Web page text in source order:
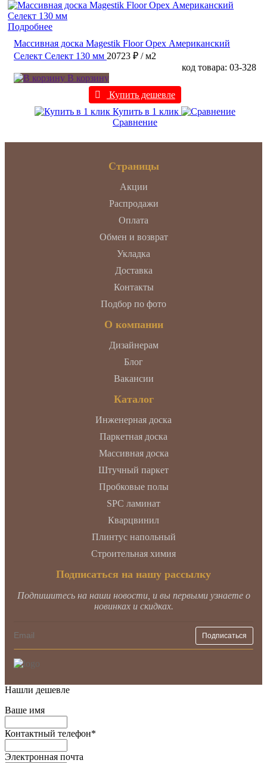
Подробнее
Массивная доска Magestik Floor Орех Американский
Селект Селект 130 мм 20723 ₽ / м2
код товара: 03-328
В корзину
Купить дешевле
Купить в 1 клик
Сравнение
Страницы
Акции
Распродажи
Оплата
Обмен и возврат
Укладка
Доставка
Контакты
Подбор по фото
О компании
Дизайнерам
Блог
Вакансии
Каталог
Инженерная доска
Паркетная доска
Массивная доска
Штучный паркет
Пробковые полы
SPC ламинат
Кварцвинил
Плинтус напольный
Строительная химия
Подписаться на нашу рассылку
Подпишитесь на наши новости, и вы первыми узнаете о
новинках и скидках.
Нашли дешевле
Ваше имя
Контактный телефон*
Электронная почта